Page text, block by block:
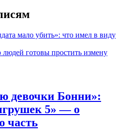
мало убить»: что имел в виду
людей готовы простить измену
девочки Бонни»:
5» — о
часть